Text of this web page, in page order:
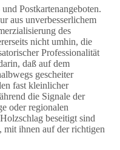
Postkartenangeboten.
aus unverbesserlichem
des
nicht umhin, die
Professionalität
daß auf dem
gescheiter
fast kleinlicher
die Signale der
oder regionalen
beseitigt sind
mit ihnen auf der richtigen